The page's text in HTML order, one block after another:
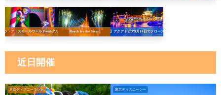
ッツ・ア・スモールワールドwithグルート Reach for the Stars 【悲報】アクアトピア9月14日でクローズへ…！
近日開催
東京ディズニーランド 東京ディズニーシー